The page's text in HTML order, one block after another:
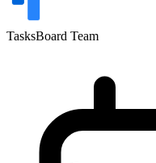
TasksBoard Team